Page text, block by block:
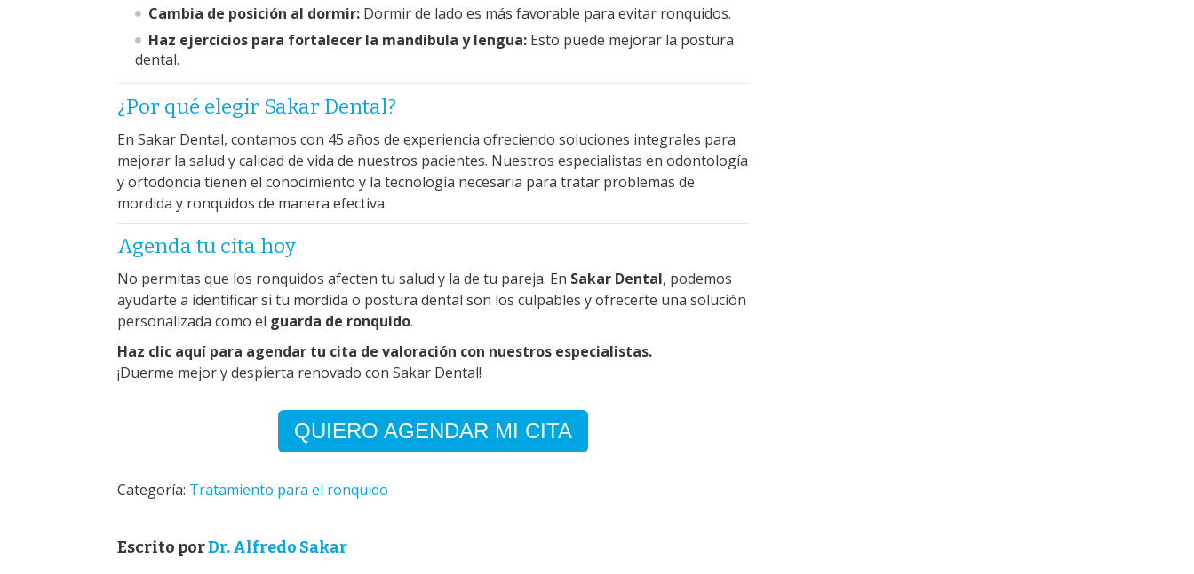
Cambia de posición al dormir: Dormir de lado es más favorable para evitar ronquidos.
Haz ejercicios para fortalecer la mandíbula y lengua: Esto puede mejorar la postura
dental.
¿Por qué elegir Sakar Dental?
En Sakar Dental, contamos con 45 años de experiencia ofreciendo soluciones integrales para
mejorar la salud y calidad de vida de nuestros pacientes. Nuestros especialistas en odontología
y ortodoncia tienen el conocimiento y la tecnología necesaria para tratar problemas de
mordida y ronquidos de manera efectiva.
Agenda tu cita hoy
No permitas que los ronquidos afecten tu salud y la de tu pareja. En Sakar Dental, podemos
ayudarte a identificar si tu mordida o postura dental son los culpables y ofrecerte una solución
personalizada como el guarda de ronquido.
Haz clic aquí para agendar tu cita de valoración con nuestros especialistas.
¡Duerme mejor y despierta renovado con Sakar Dental!
QUIERO AGENDAR MI CITA
Categoría: Tratamiento para el ronquido
Escrito porDr. Alfredo Sakar